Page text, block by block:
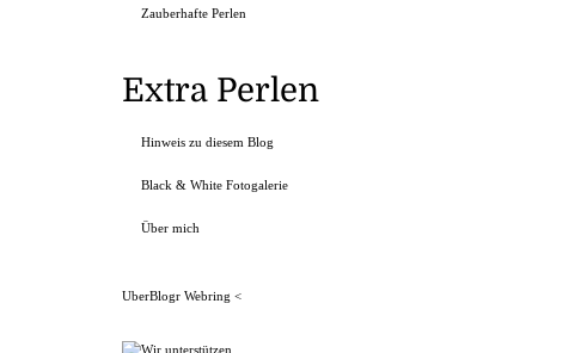
Zauberhafte Perlen
Extra Perlen
Hinweis zu diesem Blog
Black & White Fotogalerie
Über mich
UberBlogr Webring <